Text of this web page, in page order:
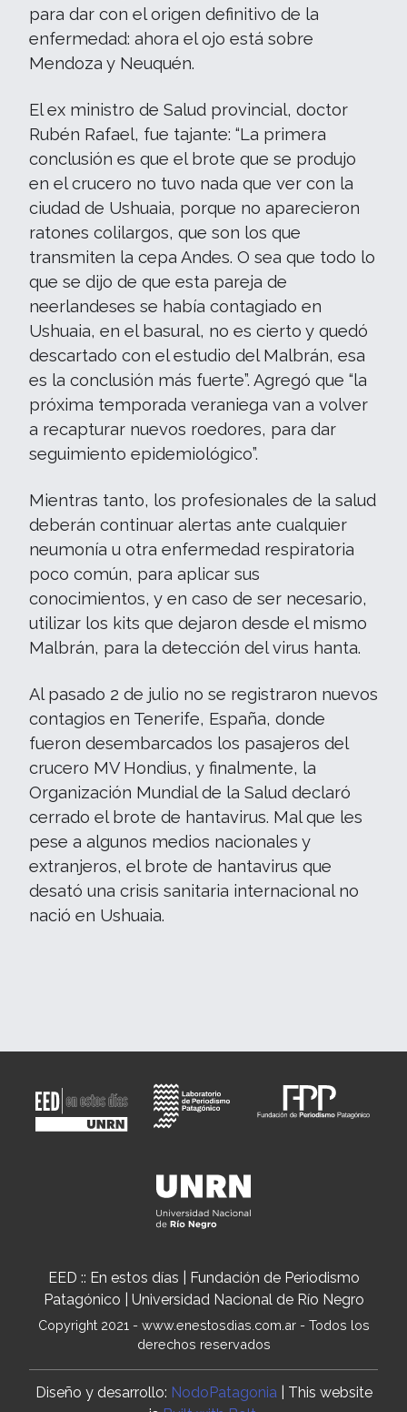
para dar con el origen definitivo de la
enfermedad: ahora el ojo está sobre
Mendoza y Neuquén.
El ex ministro de Salud provincial, doctor
Rubén Rafael, fue tajante: “La primera
conclusión es que el brote que se produjo
en el crucero no tuvo nada que ver con la
ciudad de Ushuaia, porque no aparecieron
ratones colilargos, que son los que
transmiten la cepa Andes. O sea que todo lo
que se dijo de que esta pareja de
neerlandeses se había contagiado en
Ushuaia, en el basural, no es cierto y quedó
descartado con el estudio del Malbrán, esa
es la conclusión más fuerte”. Agregó que “la
próxima temporada veraniega van a volver
a recapturar nuevos roedores, para dar
seguimiento epidemiológico”.
Mientras tanto, los profesionales de la salud
deberán continuar alertas ante cualquier
neumonía u otra enfermedad respiratoria
poco común, para aplicar sus
conocimientos, y en caso de ser necesario,
utilizar los kits que dejaron desde el mismo
Malbrán, para la detección del virus hanta.
Al pasado 2 de julio no se registraron nuevos
contagios en Tenerife, España, donde
fueron desembarcados los pasajeros del
crucero MV Hondius, y finalmente, la
Organización Mundial de la Salud declaró
cerrado el brote de hantavirus. Mal que les
pese a algunos medios nacionales y
extranjeros, el brote de hantavirus que
desató una crisis sanitaria internacional no
nació en Ushuaia.
EED :: En estos días | Fundación de Periodismo
Patagónico | Universidad Nacional de Río Negro
Copyright 2021 - www.enestosdias.com.ar - Todos los
derechos reservados
Diseño y desarrollo: NodoPatagonia| This website